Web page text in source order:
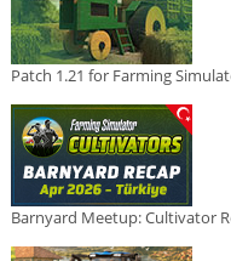
Patch 1.21 for Farming
Barnyard Meetup: Cultivator